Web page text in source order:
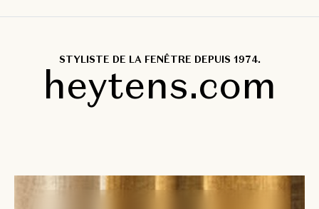
STYLISTE DE LA FENÊTRE DEPUIS 1974.
heytens.com